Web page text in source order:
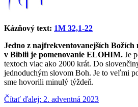
Kázňový text: 1M 32,1-22
Jedno z najfrekventovanejších Božích
v Biblii je pomenovanie ELOHIM. Je
textoch viac ako 2000 krát. Do
jednoduchým slovom Boh. Je to veľmi
sme hovorili minulý týždeň.
Čítať ďalej: 2. adventná 2023